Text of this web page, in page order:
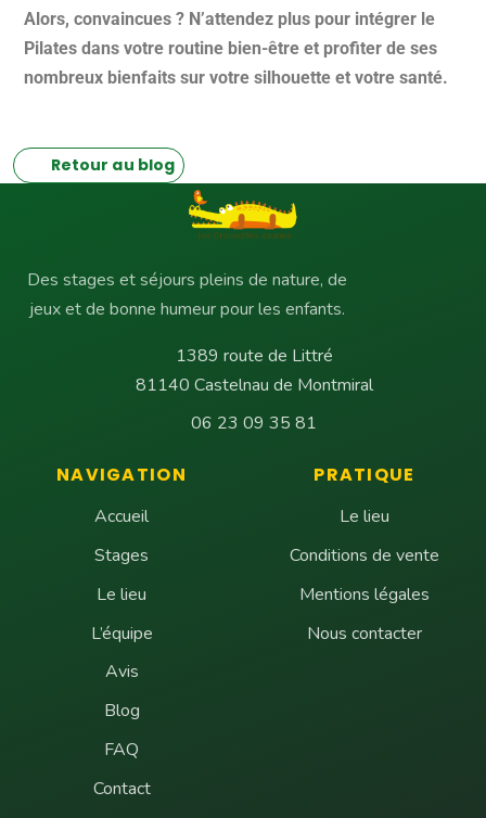
Alors, convaincues ? N’attendez plus pour intégrer le
Pilates dans votre routine bien-être et profiter de ses
nombreux bienfaits sur votre silhouette et votre santé.
Retour au blog
Des stages et séjours pleins de nature, de
jeux et de bonne humeur pour les enfants.
1389 route de Littré
81140 Castelnau de Montmiral
06 23 09 35 81
NAVIGATION
Accueil
Stages
Le lieu
L’équipe
Avis
Blog
FAQ
Contact
PRATIQUE
Le lieu
Conditions de vente
Mentions légales
Nous contacter